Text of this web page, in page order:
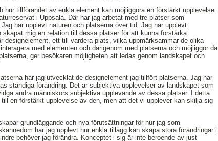
tillförandet av enkla element kan möjliggöra en förstärkt upplevelse
i Uppsala. Där har jag arbetat med tre platser som
har upplevt naturen och platserna över tid. Jag har upplevt
mig en relation till dessa platser för att kunna förstärka
designelement, ett till vardera plats, vilka uppmärksammar de olika
med elementen och därigenom med platserna och möjliggör då
ger besökaren möjligheten att ledas genom landskapet och
har jag utvecklat de designelement jag tillfört platserna. Jag har
ständiga förändring. Det är subjektiva upplevelser av landskapet som
andra människors subjektiva upplevande av dessa platser. I detta
en förstärkt upplevelse av den, men att det vi upplever kan skilja sig
grundläggande och nya förutsättningar för hur jag som
har jag upplevt hur enkla tillägg kan skapa stora förändringar i
behöver jag förändra. Konceptet i sig är inte beroende av just